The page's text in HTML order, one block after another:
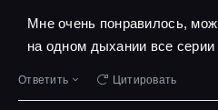
Мне очень понравилось,
на одном дыхании все
Ответить Цитировать